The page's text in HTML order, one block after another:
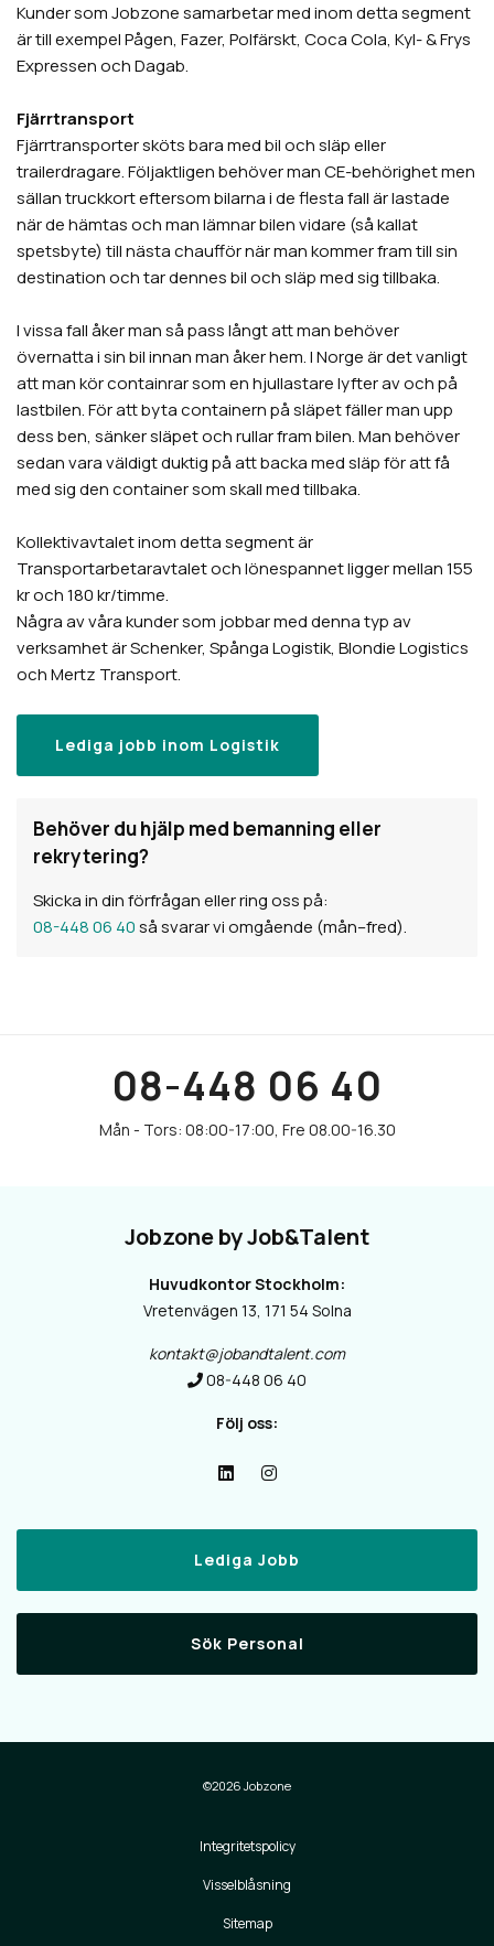
Kunder som Jobzone samarbetar med inom detta segment
är till exempel Pågen, Fazer, Polfärskt, Coca Cola, Kyl- & Frys
Expressen och Dagab.
Fjärrtransport
Fjärrtransporter sköts bara med bil och släp eller
trailerdragare. Följaktligen behöver man CE-behörighet men
sällan truckkort eftersom bilarna i de flesta fall är lastade
när de hämtas och man lämnar bilen vidare (så kallat
spetsbyte) till nästa chaufför när man kommer fram till sin
destination och tar dennes bil och släp med sig tillbaka.
I vissa fall åker man så pass långt att man behöver
övernatta i sin bil innan man åker hem. I Norge är det vanligt
att man kör containrar som en hjullastare lyfter av och på
lastbilen. För att byta containern på släpet fäller man upp
dess ben, sänker släpet och rullar fram bilen. Man behöver
sedan vara väldigt duktig på att backa med släp för att få
med sig den container som skall med tillbaka.
Kollektivavtalet inom detta segment är
Transportarbetaravtalet och lönespannet ligger mellan 155
kr och 180 kr/timme.
Några av våra kunder som jobbar med denna typ av
verksamhet är Schenker, Spånga Logistik, Blondie Logistics
och Mertz Transport.
Lediga jobb inom Logistik
Behöver du hjälp med bemanning eller
rekrytering?
Skicka in din förfrågan eller ring oss på:
08-448 06 40så svarar vi omgående (mån–fred).
08-448 06 40
Jobzone by Job&Talent
Huvudkontor Stockholm:
Vretenvägen 13, 171 54 Solna
kontakt@jobandtalent.com
08-448 06 40
Följ oss:
Lediga Jobb
Sök Personal
©2026 Jobzone
Integritetspolicy
Visselblåsning
Sitemap